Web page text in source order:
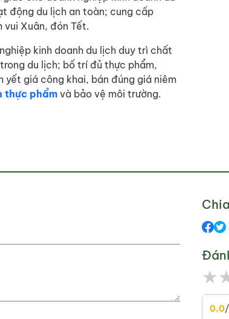
động du lịch an toàn; cung cấp
Xuân, đón Tết.
kinh doanh du lịch duy trì chất
du lịch; bố trí đủ thực phẩm,
yết giá công khai, bán đúng giá niêm
thực phẩm và bảo vệ môi trường.
★
0,0